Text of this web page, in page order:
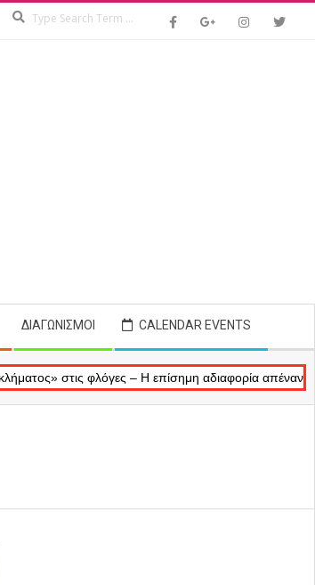
ΔΙΑΓΩΝΙΣΜΟΊ CALENDAR EVENTS
φλόγες – Η επίσημη αδιαφορία απέναντι στις